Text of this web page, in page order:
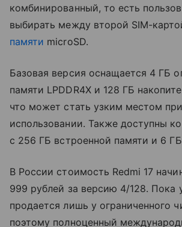
комбинированный, то есть
выбирать между второй SIM-
памяти microSD.
Базовая версия оснащается 4 ГБ
памяти LPDDR4X и 128 ГБ
что может стать узким местом
использовании. Также доступны
с 256 ГБ встроенной памяти и 6
В России стоимость Redmi 17
999 рублей за версию 4/128. Пока
продается лишь у ограниченного
поэтому полноценный